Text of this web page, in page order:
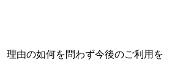
理由の如何を問わず今後のご利用を